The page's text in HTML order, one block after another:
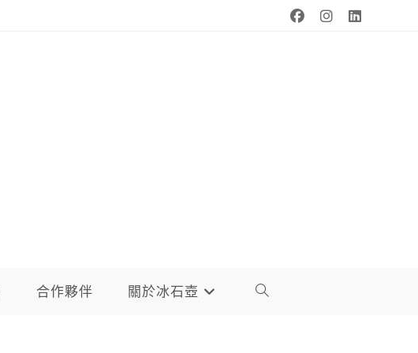
合作夥伴 關於冰石壺 TOGGLE